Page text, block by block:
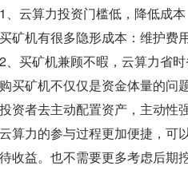
1、云算力投资门槛低，降低成本
买矿机有很多隐形成本：维护费
2、买矿机兼顾不暇，云算力省时
购买矿机不仅仅是资金体量的问
投资者去主动配置资产，主动性强
云算力的参与过程更加便捷，可
待收益。也不需要更多考虑后期